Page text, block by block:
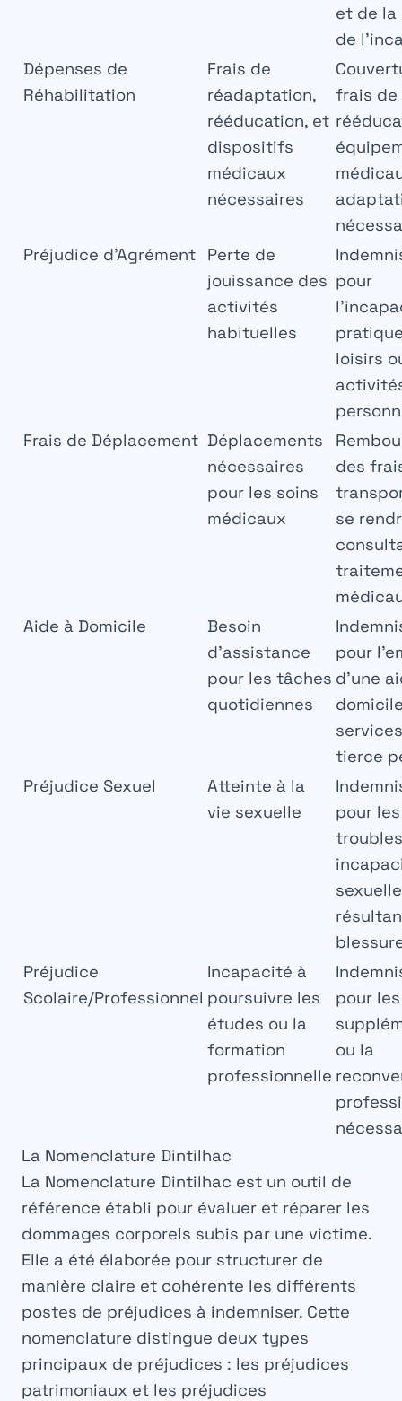
et de la
de
Dépenses de
Réhabilitation
Frais de
réadaptation,
rééducation, et
dispositifs
médicaux
nécessaires
frais de
Préjudice d’Agrément
Perte de
jouissance des
activités
habituelles
pour
loisirs
Frais de Déplacement Déplacements
nécessaires
pour les soins
médicaux
des
se
Aide à Domicile
Besoin
d’assistance
pour les tâches
quotidiennes
pour
d’une
tierce
Préjudice Sexuel
Atteinte à la
vie sexuelle
pour les
Préjudice
Scolaire/Professionnel
Incapacité à
poursuivre les
études ou la
formation
professionnelle
pour
ou la
La Nomenclature Dintilhac
La Nomenclature Dintilhac est un outil de
référence établi pour évaluer et réparer les
dommages corporels subis par une victime.
Elle a été élaborée pour structurer de
manière claire et cohérente les différents
postes de préjudices à indemniser. Cette
nomenclature distingue deux types
principaux de préjudices : les préjudices
patrimoniaux et les préjudices